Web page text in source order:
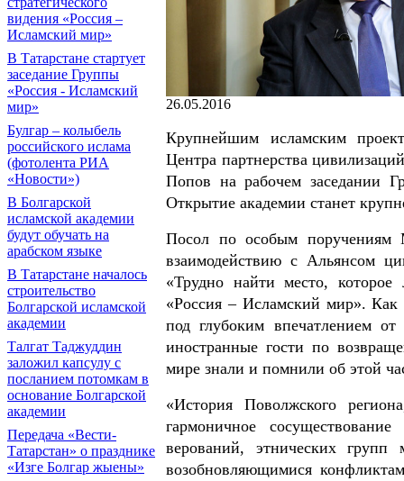
видения «Россия –
Исламский мир»
В Татарстане стартует
заседание Группы
«Россия - Исламский
мир»
Булгар – колыбель
российского ислама
(фотолента РИА
«Новости»)
В Болгарской
исламской академии
будут обучать на
арабском языке
В Татарстане началось
строительство
Болгарской исламской
академии
Талгат Таджуддин
заложил капсулу с
посланием потомкам в
основание Болгарской
академии
Передача «Вести-
Татарстан» о празднике
«Изге Болгар жыены»
26.05.2016
Крупнейшим исламским
Центра партнерства
Попов на рабочем заседании
Открытие академии станет
Посол по особым
взаимодействию с Альянсом
«Трудно найти место,
«Россия – Исламский мир». Как
под глубоким впечатлением
иностранные гости по
мире знали и помнили об этой
«История Поволжского
гармоничное
верований, этнических
возобновляющимися